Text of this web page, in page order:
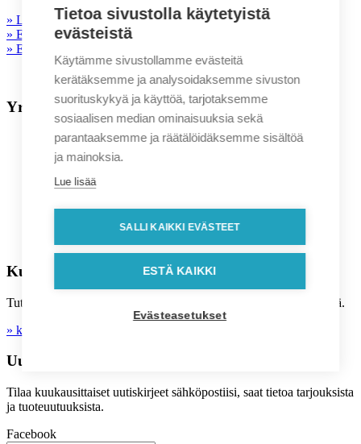
» Laatu- ja ympäristöpolitiikka
» Eettinen ohjeistus toimittajille
» Evästeasetukset
Yrityksille
Liikelahjavalikoima
Kuvastot
Ajankohtaista
Sopimusasiakkuus
Asiakastarinat
Kuluttajille
Tutustu myös B2C kuluttaja-kauppaamme, josta voit tehdä löytöjä.
» kolibri-shop.fi
Uutiskirje
Tilaa kuukausittaiset uutiskirjeet sähköpostiisi, saat tietoa tarjouksista
ja tuoteuutuuksista.
Facebook
Tietoa sivustolla käytetyistä
evästeistä
Käytämme sivustollamme evästeitä
kerätäksemme ja analysoidaksemme sivuston
suorituskykyä ja käyttöä, tarjotaksemme
sosiaalisen median ominaisuuksia sekä
parantaaksemme ja räätälöidäksemme sisältöä
ja mainoksia.
Lue lisää
SALLI KAIKKI EVÄSTEET
ESTÄ KAIKKI
Evästeasetukset